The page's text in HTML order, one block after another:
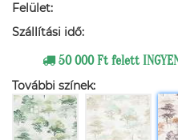
Felület:
Szállítási idő:
50 000 Ft felett
További színek: